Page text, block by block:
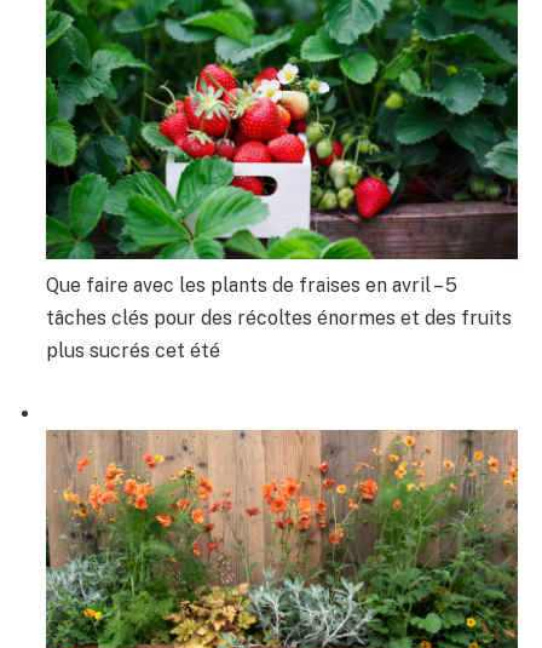
Que faire avec les plants de fraises en avril – 5
tâches clés pour des récoltes énormes et des fruits
plus sucrés cet été